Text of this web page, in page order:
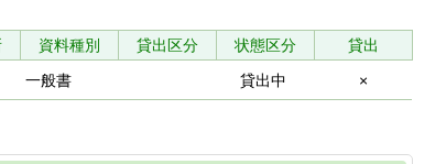
資料種別 貸出区分 状態区分
貸出
一般書 貸出中 ×